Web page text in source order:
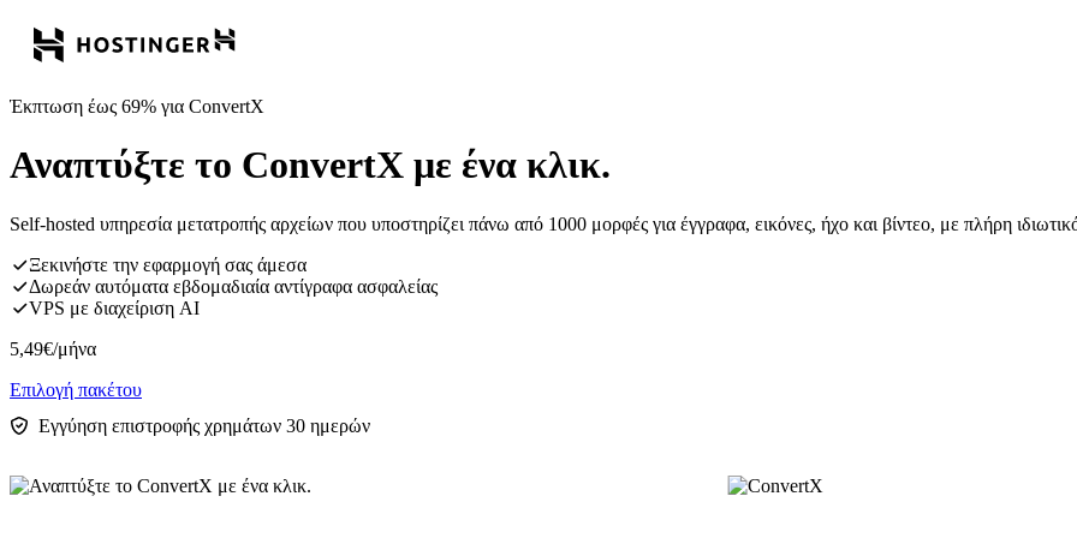
Έκπτωση έως 69% για ConvertX
Αναπτύξτε το ConvertX με ένα κλικ.
Self-hosted υπηρεσία μετατροπής αρχείων που υποστηρίζει πάνω από 1000 μορφές για έγγραφα, εικόνες, ήχο και βίντεο, με πλήρη
Ξεκινήστε την εφαρμογή σας άμεσα
Δωρεάν αυτόματα εβδομαδιαία αντίγραφα ασφαλείας
VPS με διαχείριση AI
5,49€/μήνα
Επιλογή πακέτου
Εγγύηση επιστροφής χρημάτων 30 ημερών